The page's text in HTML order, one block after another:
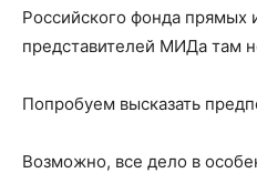
Российского фонда прямых
представителей МИДа там
Попробуем высказать
Возможно, все дело в